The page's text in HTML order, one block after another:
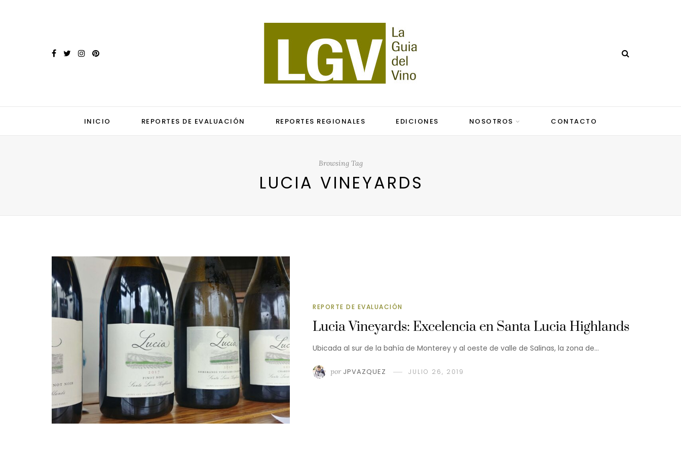
INICIO REPORTES DE EVALUACIÓN REPORTES REGIONALES EDICIONES NOSOTROS CONTACTO
Browsing Tag
LUCIA VINEYARDS
REPORTE DE EVALUACIÓN
Lucia Vineyards: Excelencia en Santa Lucia Highlands
Ubicada al sur de la bahía de Monterey y al oeste de valle de Salinas, la zona de…
por JPVAZQUEZ JULIO 26, 2019